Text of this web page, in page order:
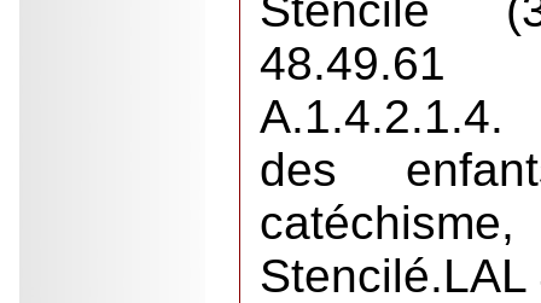
48.49.61
des
Stencilé.LAL